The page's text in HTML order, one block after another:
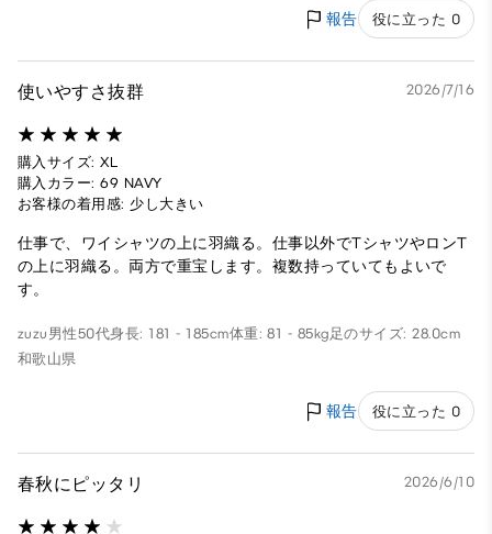
報告 役に立った 0
使いやすさ抜群 2026/7/16
購入サイズ: XL
購入カラー: 69 NAVY
お客様の着用感: 少し大きい
仕事で、ワイシャツの上に羽織る。仕事以外でTシャツやロンT
の上に羽織る。両方で重宝します。複数持っていてもよいで
す。
zuzu 男性50代身長: 181 - 185cm体重: 81 - 85kg足のサイズ: 28.0cm
和歌山県
報告 役に立った 0
春秋にピッタリ 2026/6/10